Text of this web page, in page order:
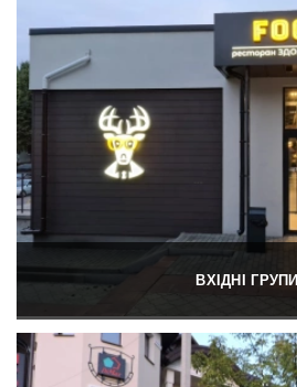
ВХІДНІ ГРУПИ